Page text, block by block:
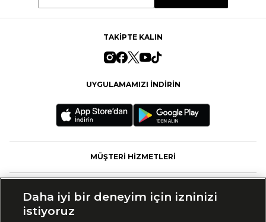
TAKİPTE KALIN
UYGULAMAMIZI İNDİRİN
MÜŞTERİ HİZMETLERİ
Daha iyi bir deneyim için izninizi
istiyoruz